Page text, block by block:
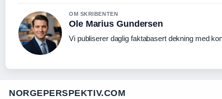
OM SKRIBENTEN
Ole Marius Gundersen
Vi publiserer daglig faktabasert dekning med
NORGEPERSPEKTIV.COM